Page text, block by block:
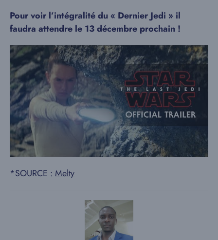
Pour voir l’intégralité du « Dernier Jedi » il
faudra attendre le 13 décembre prochain !
*SOURCE : Melty